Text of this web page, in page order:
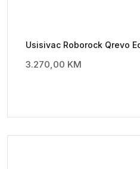
Usisivac Roborock Qrevo
3.270,00 KM